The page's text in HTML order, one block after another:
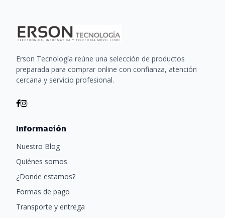
Erson Tecnología reúne una selección de productos
preparada para comprar online con confianza, atención
cercana y servicio profesional.
Información
Nuestro Blog
Quiénes somos
¿Donde estamos?
Formas de pago
Transporte y entrega